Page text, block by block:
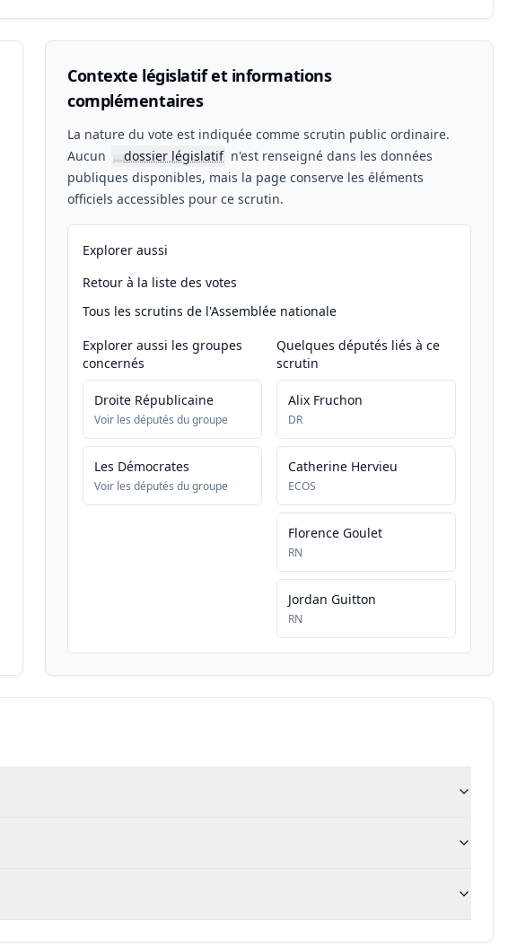
Contexte législatif et informations
complémentaires
La nature du vote est indiquée comme scrutin public ordinaire.
Aucun
📖dossier législatif n'est renseigné dans les données
publiques disponibles, mais la page conserve les éléments
officiels accessibles pour ce scrutin.
Explorer aussi
Retour à la liste des votes
Tous les scrutins de l'Assemblée nationale
Explorer aussi les groupes
concernés
Droite Républicaine
Voir les députés du groupe
Les Démocrates
Voir les députés du groupe
Quelques députés liés à ce
scrutin
Alix Fruchon
DR
Catherine Hervieu
ECOS
Florence Goulet
RN
Jordan Guitton
RN